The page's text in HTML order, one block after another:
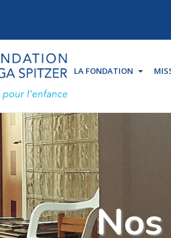
LA FONDATION